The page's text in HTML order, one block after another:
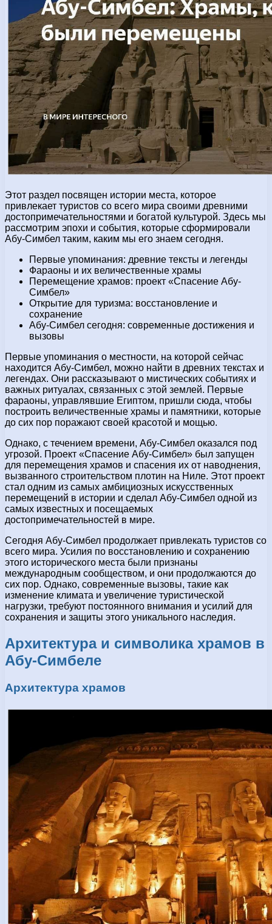
Этот раздел посвящен истории места, которое
привлекает туристов со всего мира своими древними
достопримечательностями и богатой культурой. Здесь мы
рассмотрим эпохи и события, которые сформировали
Абу-Симбел таким, каким мы его знаем сегодня.
Первые упоминания: древние тексты и легенды
Фараоны и их величественные храмы
Перемещение храмов: проект «Спасение Абу-
Симбел»
Открытие для туризма: восстановление и
сохранение
Абу-Симбел сегодня: современные достижения и
вызовы
Первые упоминания о местности, на которой сейчас
находится Абу-Симбел, можно найти в древних текстах и
легендах. Они рассказывают о мистических событиях и
важных ритуалах, связанных с этой землей. Первые
фараоны, управлявшие Египтом, пришли сюда, чтобы
построить величественные храмы и памятники, которые
до сих пор поражают своей красотой и мощью.
Однако, с течением времени, Абу-Симбел оказался под
угрозой. Проект «Спасение Абу-Симбел» был запущен
для перемещения храмов и спасения их от наводнения,
вызванного строительством плотин на Ниле. Этот проект
стал одним из самых амбициозных искусственных
перемещений в истории и сделал Абу-Симбел одной из
самых известных и посещаемых
достопримечательностей в мире.
Сегодня Абу-Симбел продолжает привлекать туристов со
всего мира. Усилия по восстановлению и сохранению
этого исторического места были признаны
международным сообществом, и они продолжаются до
сих пор. Однако, современные вызовы, такие как
изменение климата и увеличение туристической
нагрузки, требуют постоянного внимания и усилий для
сохранения и защиты этого уникального наследия.
Архитектура и символика храмов в
Абу-Симбеле
Архитектура храмов